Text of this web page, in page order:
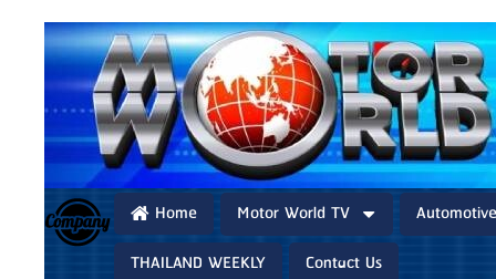
Home Motor World TV
THAILAND WEEKLY
Contact Us